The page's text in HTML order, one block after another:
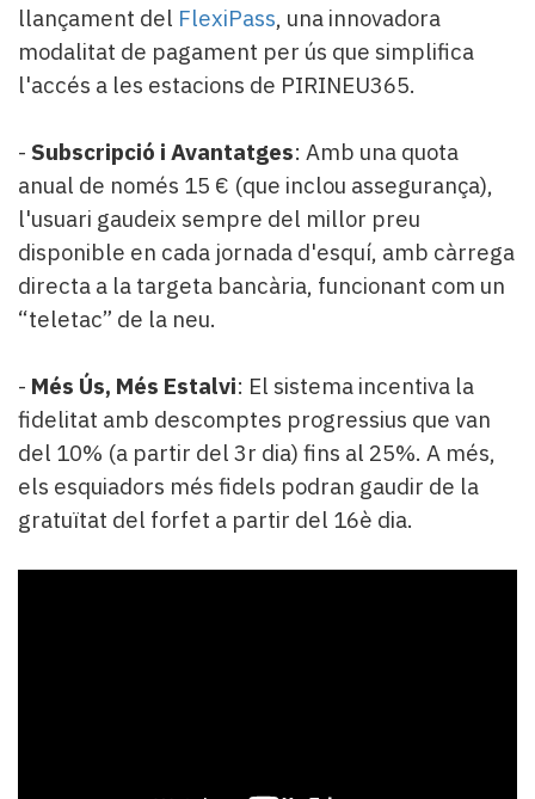
llançament del FlexiPass, una innovadora
modalitat de pagament per ús que simplifica
l'accés a les estacions de PIRINEU365.
- Subscripció i Avantatges: Amb una quota
anual de només 15 € (que inclou assegurança),
l'usuari gaudeix sempre del millor preu
disponible en cada jornada d'esquí, amb càrrega
directa a la targeta bancària, funcionant com un
“teletac” de la neu.
- Més Ús, Més Estalvi: El sistema incentiva la
fidelitat amb descomptes progressius que van
del 10% (a partir del 3r dia) fins al 25%. A més,
els esquiadors més fidels podran gaudir de la
gratuïtat del forfet a partir del 16è dia.